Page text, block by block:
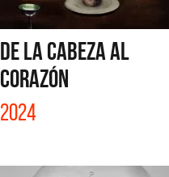
DE LA CABEZA AL
CORAZÓN
2024